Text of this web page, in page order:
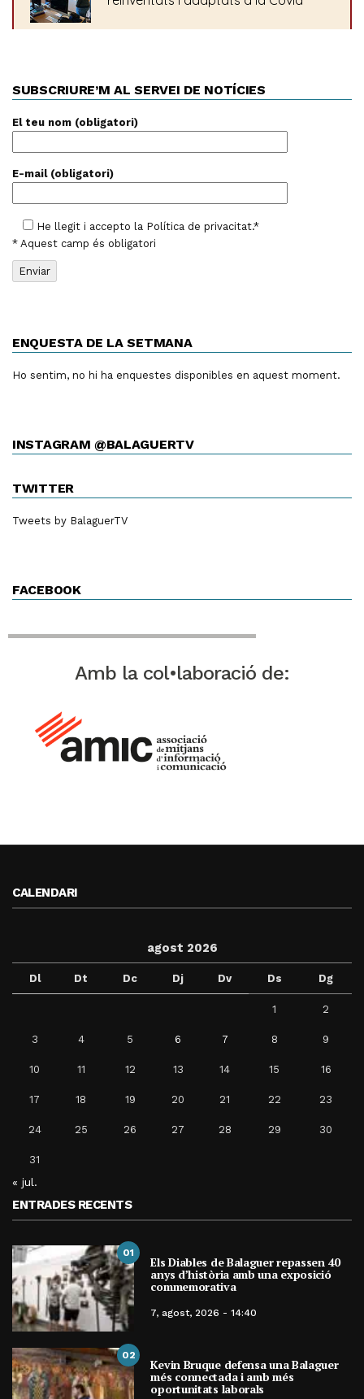
SUBSCRIURE’M AL SERVEI DE NOTÍCIES
El teu nom (obligatori)
E-mail (obligatori)
He llegit i accepto la Política de privacitat.*
* Aquest camp és obligatori
ENQUESTA DE LA SETMANA
Ho sentim, no hi ha enquestes disponibles en aquest moment.
INSTAGRAM @BALAGUERTV
TWITTER
Tweets by BalaguerTV
FACEBOOK
Amb la col•laboració de:
CALENDARI
agost 2026
Dl Dt Dc Dj Dv Ds Dg
1 2
3 4 5 6 7 8 9
10 11 12 13 14 15 16
17 18 19 20 21 22 23
24 25 26 27 28 29 30
31
« jul.
ENTRADES RECENTS
01
Els Diables de Balaguer repassen 40
anys d’història amb una exposició
commemorativa
7, agost, 2026 - 14:40
02
Kevin Bruque defensa una Balaguer
més connectada i amb més
oportunitats laborals